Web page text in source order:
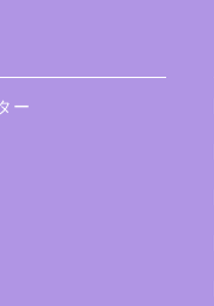
ー